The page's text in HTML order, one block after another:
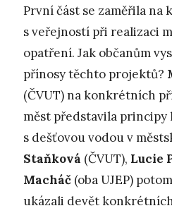
První část se zaměřila na
s veřejností při realizaci
opatření. Jak občanům
přínosy těchto projektů?
(ČVUT) na konkrétních
měst představila principy
s dešťovou vodou v
Staňková (ČVUT), Lucie
Macháč (oba UJEP)
ukázali devět